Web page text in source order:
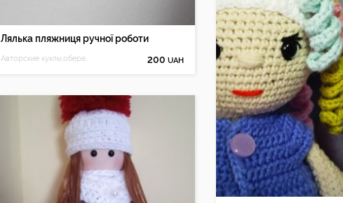
Лялька пляжниця ручної роботи
Авторские куклы,обереги. 200UAH